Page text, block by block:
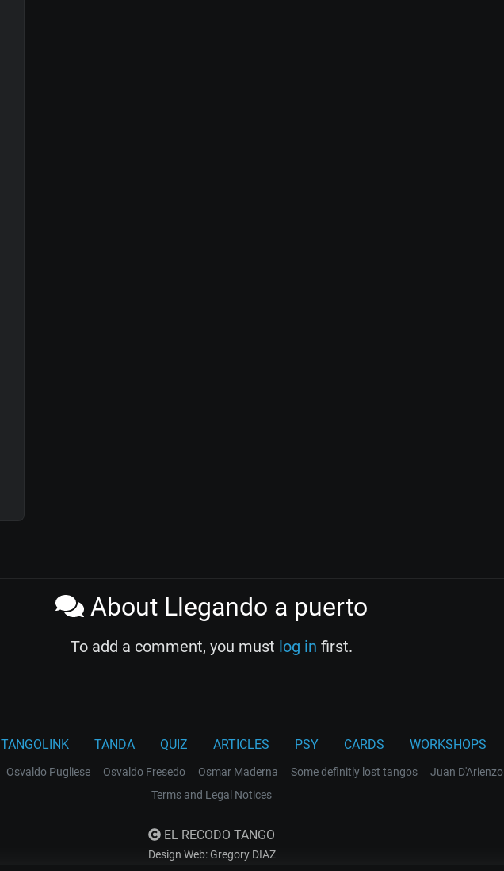
About Llegando a puerto
To add a comment, you must log in first.
TANGOLINK TANDA QUIZ ARTICLES PSY CARDS WORKSHOPS
Osvaldo Pugliese Osvaldo Fresedo Osmar Maderna Some definitly lost tangos Juan D'Arienzo
Terms and Legal Notices
EL RECODO TANGO
Design Web: Gregory DIAZ